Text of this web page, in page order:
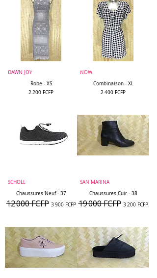
DAWN JOY
Robe - XS
Prix
2 200 FCFP
NOW
Combinaison - XL
Prix
2 400 FCFP
SCHOLL
Chaussures Neuf - 37
Prix original
12 000 FCFP Prix promotionnel
3 900 FCFP
SAN MARINA
Chaussures Cuir - 38
Prix original
19 000 FCFP Prix
3 200 FCFP